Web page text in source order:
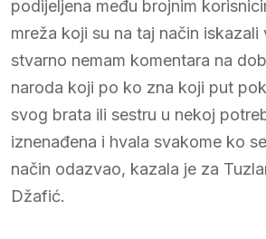
podijeljena među brojnim
mreža koji su na taj način
stvarno nemam komentara na
naroda koji po ko zna koji put
svog brata ili sestru u nekoj
iznenađena i hvala svakome ko
način odazvao, kazala je za
Džafić.